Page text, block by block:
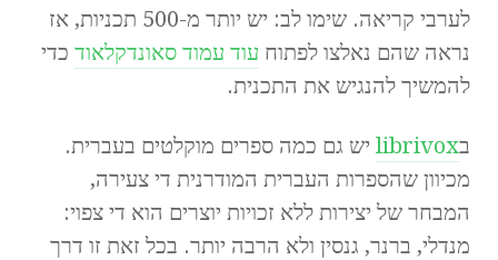
לערבי קריאה. שימו לב: יש יותר מ-500 תכניות, אז
נראה שהם נאלצו לפתוח עוד עמוד סאונדקלאוד כדי
להמשיך להנגיש את התכנית.
בlibrivox יש גם כמה ספרים מוקלטים בעברית.
מכיוון שהספרות העברית המודרנית די צעירה,
המבחר של יצירות ללא זכויות יוצרים הוא די צפוי:
מנדלי, ברנר, גנסין ולא הרבה יותר. בכל זאת זו דרך